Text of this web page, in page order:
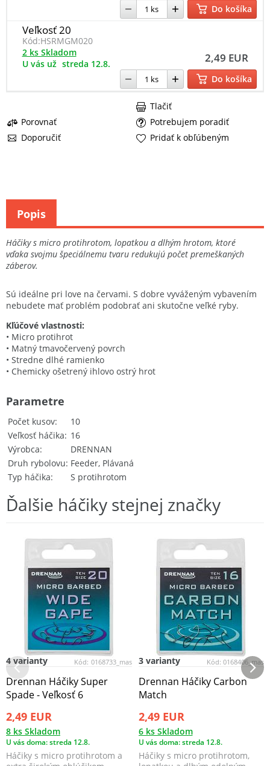
Do košíka
Veľkosť 20
Kód:HSRMGM020
2,49 EUR
2 ks Skladom
U vás už streda 12.8.
Do košíka
Porovnať
Potrebujem poradiť
Doporučiť
Tlačiť
Pridať k obľúbeným
Háčiky s micro protihrotom, lopatkou a dlhým hrotom, ktoré
vďaka svojmu špeciálnemu tvaru redukujú počet premeškaných
záberov.
Sú ideálne pri love na červami. S dobre vyváženým vybavením
nebudete mať problém podobrať ani skutočne veľké ryby.
Kľúčové vlastnosti:
• Micro protihrot
• Matný tmavočervený povrch
• Stredne dlhé ramienko
• Chemicky ošetrený ihlovo ostrý hrot
Počet kusov
10
Veľkosť háčika
16
Výrobca
DRENNAN
Druh rybolovu Feeder, Plávaná
Typ háčika
S protihrotom
Parametre
Popis
Ďalšie háčiky stejnej značky
Kód: 0168733_mas
4 varianty
Drennan Háčiky Super
Spade - Veľkosť 6
2,49 EUR
8 ks Skladom
U vás doma: streda 12.8.
Háčiky s micro protihrotom a
Kód: 0168406_mas
3 varianty
Drennan Háčiky Carbon
Match
2,49 EUR
6 ks Skladom
U vás doma: streda 12.8.
Háčiky s micro protihrotom,